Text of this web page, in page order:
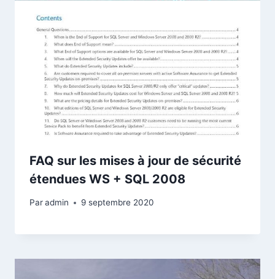
FAQ sur les mises à jour de sécurité
étendues WS + SQL 2008
Paradmin 9 septembre 2020